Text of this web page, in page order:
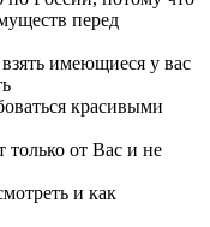
перед
имеющиеся у вас
красивыми
только от Вас и не
и как